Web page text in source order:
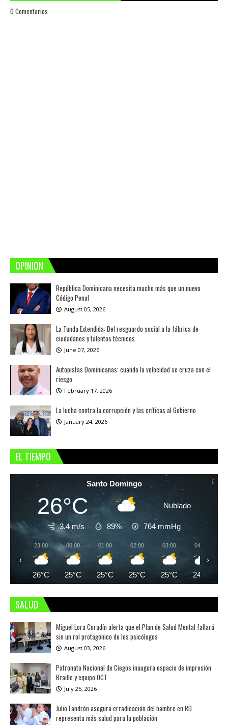
0 Comentarios
OPINION
República Dominicana necesita mucho más que un nuevo
Código Penal
August 05, 2026
La Tanda Extendida: Del resguardo social a la fábrica de
ciudadanos y talentos técnicos
June 07, 2026
Autopistas Dominicanas: cuando la velocidad se cruza con el
riesgo
February 17, 2026
La lucha contra la corrupción y las críticas al Gobierno
January 24, 2026
EL TIEMPO
Santo Domingo
26°C Nublado
3.4 m/s 89% 764 mmHg
23:00
26°C
00:00
25°C
01:00
25°C
02:00
25°C
03:00
25°C
04:00
24°C
‹ ›
SALUD
Miguel Lora Coradín alerta que el Plan de Salud Mental fallará
sin un rol protagónico de los psicólogos
August 03, 2026
Patronato Nacional de Ciegos inaugura espacio de impresión
Braille y equipo OCT
July 25, 2026
Julio Landrón asegura erradicación del hambre en RD
representa más salud para la población